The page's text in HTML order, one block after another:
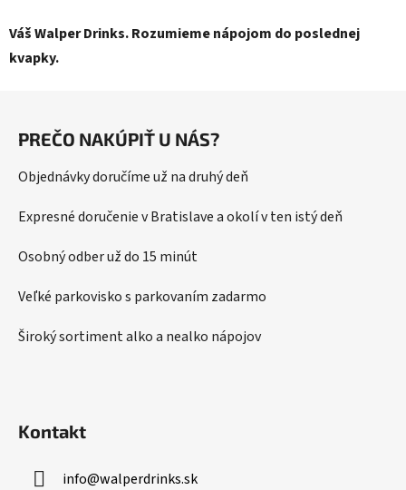
Váš Walper Drinks. Rozumieme nápojom do poslednej
kvapky.
PREČO NAKÚPIŤ U NÁS?
Objednávky doručíme už na druhý deň
Expresné doručenie v Bratislave a okolí v ten istý deň
Osobný odber už do 15 minút
Veľké parkovisko s parkovaním zadarmo
Široký sortiment alko a nealko nápojov
Kontakt
info@walperdrinks.sk